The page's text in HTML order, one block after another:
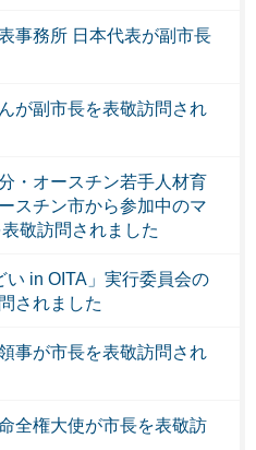
事務所 日本代表が副市長
が副市長を表敬訪問され
・オースチン若手人材育
スチン市から参加中のマ
敬訪問されました
い in OITA」実行委員会の
されました
事が市長を表敬訪問され
全権大使が市長を表敬訪